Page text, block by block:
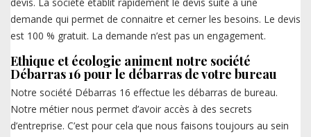
demande qui permet de connaitre et cerner les besoins. Le devis
est 100 % gratuit. La demande n’est pas un engagement.
Ethique et écologie animent notre société
Débarras 16 pour le débarras de votre bureau
Notre société Débarras 16 effectue les débarras de bureau.
Notre métier nous permet d’avoir accès à des secrets
d’entreprise. C’est pour cela que nous faisons toujours au sein